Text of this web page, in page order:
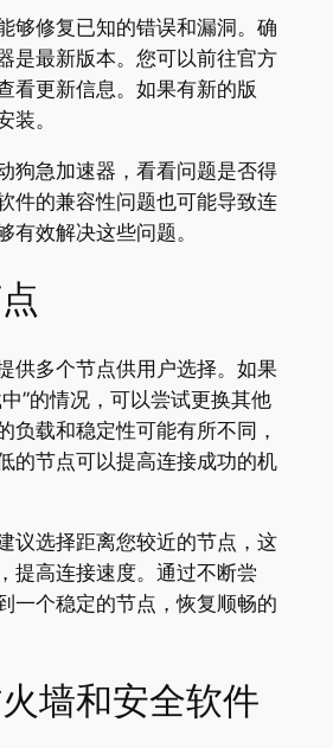
够修复已知的错误和漏洞。确
是最新版本。您可以前往官方
看更新信息。如果有新的版
装。
狗急加速器，看看问题是否得
件的兼容性问题也可能导致连
有效解决这些问题。
供多个节点供用户选择。如果
”的情况，可以尝试更换其他
负载和稳定性可能有所不同，
的节点可以提高连接成功的机
议选择距离您较近的节点，这
提高连接速度。通过不断尝
一个稳定的节点，恢复顺畅的
墙和安全软件